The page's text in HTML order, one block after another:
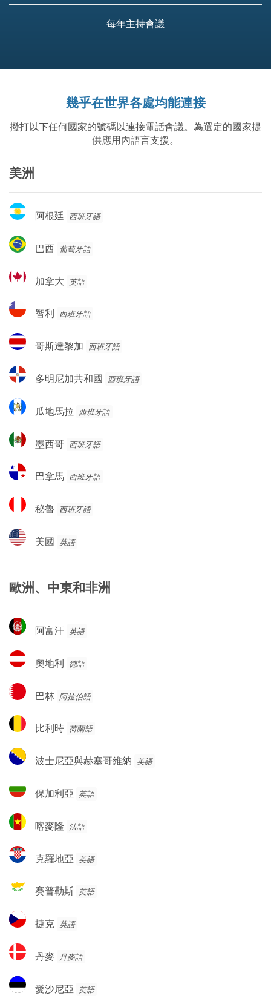
每年主持會議
幾乎在世界各處均能連接
撥打以下任何國家的號碼以連接電話會議。為選定的國家提
供應用內語言支援。
美洲
阿
根
阿根廷 西班牙語
巴
西
巴西 葡萄牙語
加
拿
加拿大 英語
智
利
智利 西班牙語
哥
斯
黎
哥斯達黎加 西班牙語
多
明
加
和
多明尼加共和國 西班牙語
瓜
地
拉
瓜地馬拉 西班牙語
墨
西
墨西哥 西班牙語
巴
拿
巴拿馬 西班牙語
秘
魯
秘魯 西班牙語
美
國
美國 英語
歐洲、中東和非洲
阿
富
阿富汗 英語
奧
地
奧地利 德語
巴
林
巴林 阿拉伯語
比
利
比利時 荷蘭語
波
士
亞
赫
哥
維
波士尼亞與赫塞哥維納 英語
保
加
亞
保加利亞 英語
喀
麥
喀麥隆 法語
克
羅
亞
克羅地亞 英語
賽
普
斯
賽普勒斯 英語
捷
克
捷克 英語
丹
麥
丹麥 丹麥語
愛
沙
愛沙尼亞 英語